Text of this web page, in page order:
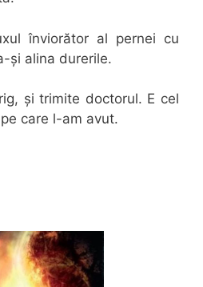
înviorător al pernei cu
și alina durerile.
și trimite doctorul. E cel
care l-am avut.